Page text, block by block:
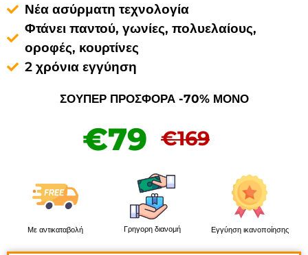
Νέα ασύρματη τεχνολογία
Φτάνει παντού, γωνίες, πολυελαίους,
οροφές, κουρτίνες
2 χρόνια εγγύηση
ΣΟΥΠΕΡ ΠΡΟΣΦΟΡΑ -70% ΜΟΝΟ
€79 €169
Με αντικαταβολή Γρηγορη διανομή Εγγύηση ικανοποίησης